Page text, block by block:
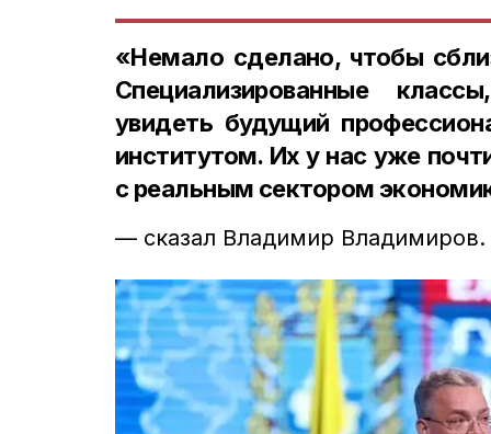
«Немало сделано, чтобы
Специализированные
увидеть будущий
институтом. Их у нас уже
с реальным сектором
— сказал Владимир Владимиров.